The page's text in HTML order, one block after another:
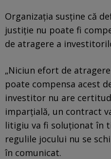
Organizația susține că
justiție nu poate fi
de atragere a
„Niciun efort de
poate compensa acest
investitor nu are
imparțială, un contract
litigiu va fi soluționat în
regulile jocului nu se
în comunicat.